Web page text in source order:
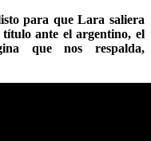
para que Lara saliera
ante el argentino, el
que nos respalda,